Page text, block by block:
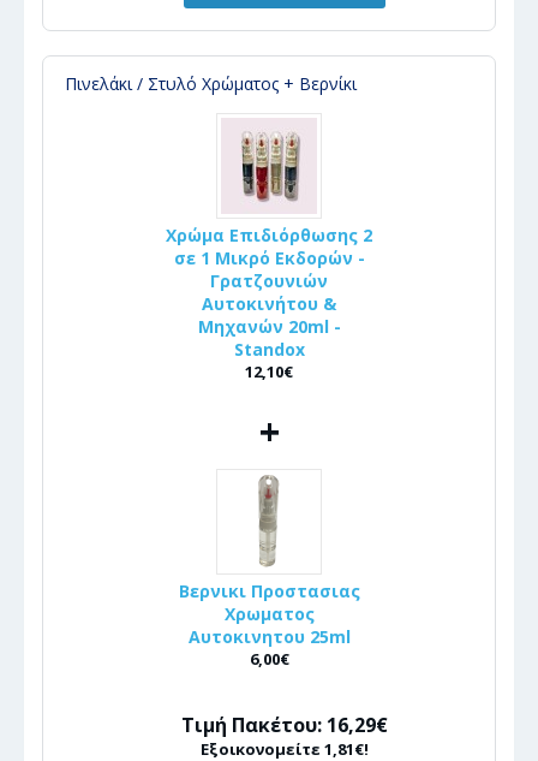
Πινελάκι / Στυλό Χρώματος + Βερνίκι
Χρώμα Επιδιόρθωσης 2
σε 1 Μικρό Εκδορών -
Γρατζουνιών
Αυτοκινήτου &
Μηχανών 20ml -
Standox
12,10€
+
Βερνικι Προστασιας
Χρωματος
Αυτοκινητου 25ml
6,00€
Τιμή Πακέτου: 16,29€
Εξοικονομείτε 1,81€!